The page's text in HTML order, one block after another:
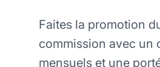
Faites la promotion
commission avec un
mensuels et une